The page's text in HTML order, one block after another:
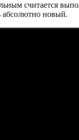
считается
абсолютно новый.